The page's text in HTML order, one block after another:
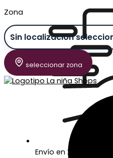
Zona
seleccionar zona
Envío en 24/48 horas